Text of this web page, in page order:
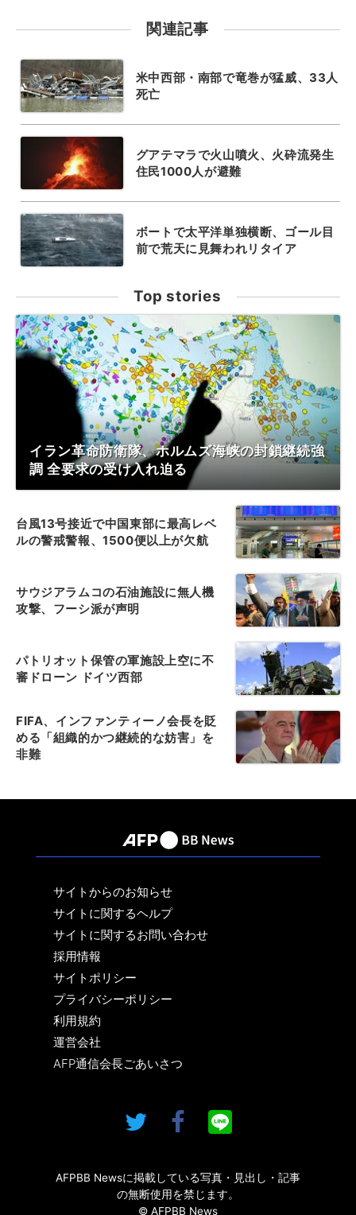
関連記事
米中西部・南部で竜巻が猛威、33人
死亡
グアテマラで火山噴火、火砕流発生
住民1000人が避難
ボートで太平洋単独横断、ゴール目
前で荒天に見舞われリタイア
Top stories
イラン革命防衛隊、ホルムズ海峡の封鎖継続強
調 全要求の受け入れ迫る
台風13号接近で中国東部に最高レベ
ルの警戒警報、1500便以上が欠航
サウジアラムコの石油施設に無人機
攻撃、フーシ派が声明
パトリオット保管の軍施設上空に不
審ドローン ドイツ西部
FIFA、インファンティーノ会長を貶
める「組織的かつ継続的な妨害」を
非難
サイトからのお知らせ
サイトに関するヘルプ
サイトに関するお問い合わせ
採用情報
サイトポリシー
プライバシーポリシー
利用規約
運営会社
AFP通信会長ごあいさつ
AFPBB Newsに掲載している写真・見出し・記事
の無断使用を禁じます。
© AFPBB News